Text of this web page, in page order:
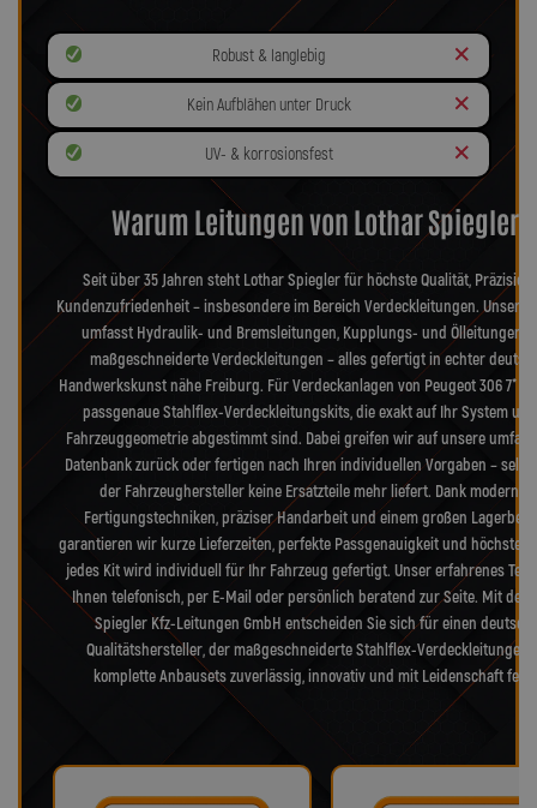
Robust & langlebig
Kein Aufblähen unter Druck
UV- & korrosionsfest
Warum Leitungen von Lothar Spiegler?
Seit über 35 Jahren steht Lothar Spiegler für höchste Qualität, Präzision
Kundenzufriedenheit – insbesondere im Bereich Verdeckleitungen. Unser
umfasst Hydraulik- und Bremsleitungen, Kupplungs- und Ölleitungen
maßgeschneiderte Verdeckleitungen – alles gefertigt in echter
Handwerkskunst nähe Freiburg. Für Verdeckanlagen von Peugeot 306 7*
passgenaue Stahlflex-Verdeckleitungskits, die exakt auf Ihr System
Fahrzeuggeometrie abgestimmt sind. Dabei greifen wir auf unsere
Datenbank zurück oder fertigen nach Ihren individuellen Vorgaben –
der Fahrzeughersteller keine Ersatzteile mehr liefert. Dank
Fertigungstechniken, präziser Handarbeit und einem großen
garantieren wir kurze Lieferzeiten, perfekte Passgenauigkeit und höchste
jedes Kit wird individuell für Ihr Fahrzeug gefertigt. Unser erfahrenes
Ihnen telefonisch, per E-Mail oder persönlich beratend zur Seite. Mit der
Spiegler Kfz-Leitungen GmbH entscheiden Sie sich für einen
Qualitätshersteller, der maßgeschneiderte Stahlflex-Verdeckleitungen
komplette Anbausets zuverlässig, innovativ und mit Leidenschaft